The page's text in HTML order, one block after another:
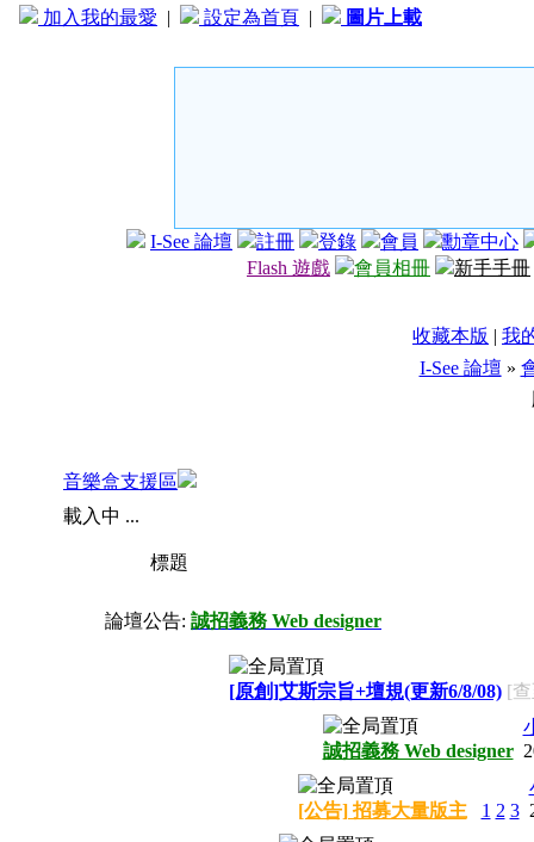
加入我的最愛 | 設定為首頁 | 圖片上載
I-See 論壇 註冊 登錄 會員
勳章中心
Flash 遊戲
會員相冊 新手手冊
收藏本版 | 我
I-See 論壇 »
音樂盒支援區
載入中 ...
標題
論壇公告: 誠招義務 Web designer
[原創]艾斯宗旨+壇規(更新6/8/08) [
誠招義務 Web designer
[公告] 招募大量版主 1 2 3